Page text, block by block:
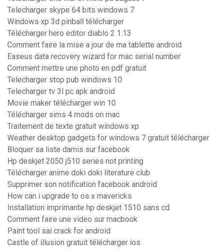
Telecharger skype 64 bits windows 7
Windows xp 3d pinball télécharger
Télécharger hero editor diablo 2 1.13
Comment faire la mise a jour de ma tablette android
Easeus data recovery wizard for mac serial number
Comment mettre une photo en pdf gratuit
Telecharger stop pub windows 10
Telecharger tv 3l pc apk android
Movie maker télécharger win 10
Télécharger sims 4 mods on mac
Traitement de texte gratuit windows xp
Weather desktop gadgets for windows 7 gratuit télécharger
Bloquer sa liste damis sur facebook
Hp deskjet 2050 j510 series not printing
Télécharger anime doki doki literature club
Supprimer son notification facebook android
How can i upgrade to os x mavericks
Installation imprimante hp deskjet 1510 sans cd
Comment faire une video sur macbook
Paint tool sai crack for android
Castle of illusion gratuit télécharger ios